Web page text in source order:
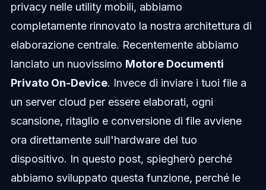
privacy nelle utility mobili, abbiamo
completamente rinnovato la nostra architettura di
elaborazione centrale. Recentemente abbiamo
lanciato un nuovissimo Motore Documenti
Privato On-Device. Invece di inviare i tuoi file a
un server cloud per essere elaborati, ogni
scansione, ritaglio e conversione di file avviene
ora direttamente sull'hardware del tuo
dispositivo. In questo post, spiegherò perché
abbiamo sviluppato questa funzione, perché le